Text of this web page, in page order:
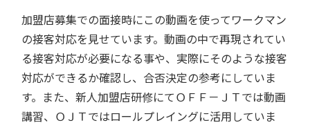
加盟店募集での面接時にこの動画を使ってワークマン
の接客対応を見せています。動画の中で再現されてい
る接客対応が必要になる事や、実際にそのような接客
対応ができるか確認し、合否決定の参考にしていま
す。また、新人加盟店研修にてＯＦＦ－ＪＴでは動画
講習、ＯＪＴではロールプレイングに活用していま